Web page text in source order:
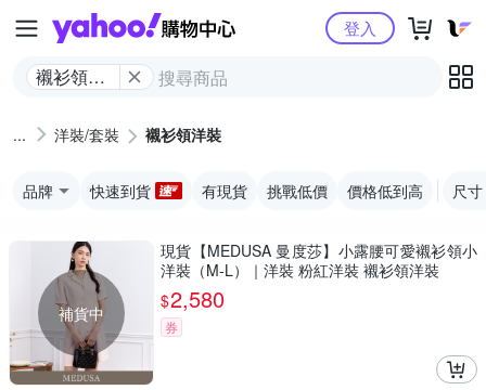
Yahoo購物中心
襯衫領洋
登入
洋裝/套裝 襯衫領洋裝
品牌 快速到貨 有現貨 挑戰低價 價格低到高 尺寸
補貨中
現貨【MEDUSA 曼度莎】小露腰可愛襯衫領小
洋裝（M-L）｜洋裝 粉紅洋裝 襯衫領洋裝
$2,580
券